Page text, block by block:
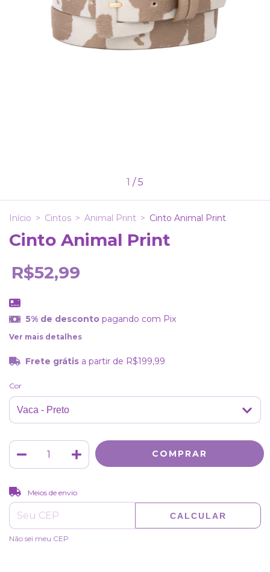
1 / 5
Início > Cintos > Animal Print > Cinto Animal Print
Cinto Animal Print
R$52,99
5% de desconto pagando com Pix
Ver mais detalhes
Frete grátis a partir de R$199,99
Cor
Entregas para o CEP:
Meios de envio
CALCULAR
Não sei meu CEP